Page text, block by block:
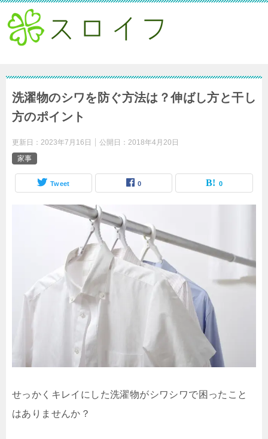
洗濯物のシワを防ぐ方法は？伸ばし方と干し
方のポイント
更新日： 2023年7月16日 公開日： 2018年4月20日
家事
Tweet 0 0
せっかくキレイにした洗濯物がシワシワで困ったこと
はありませんか？